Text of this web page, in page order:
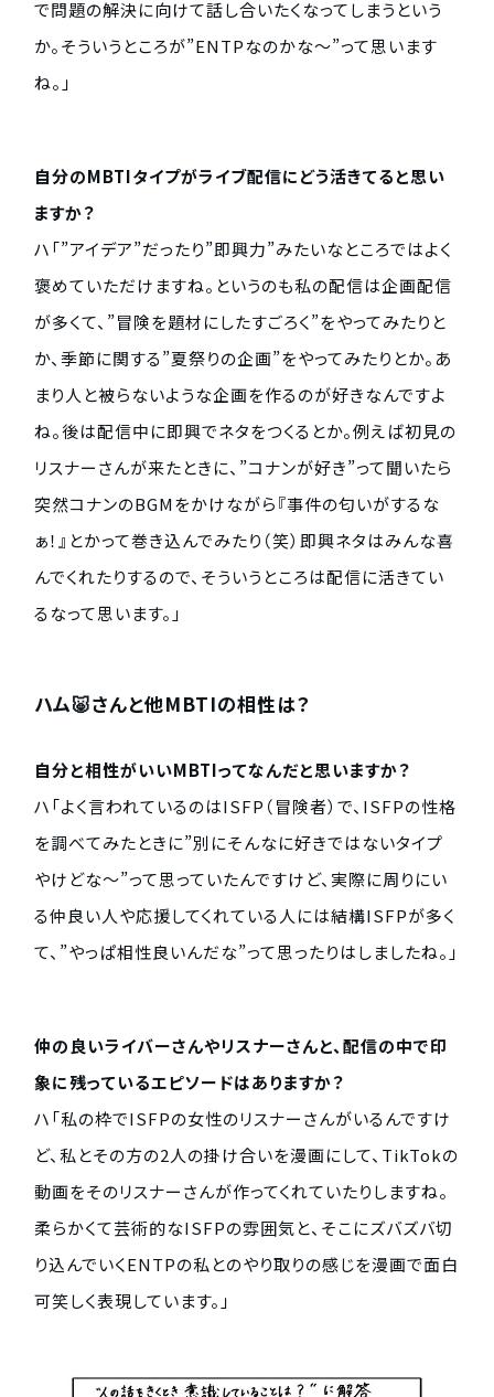
で問題の解決に向けて話し合いたくなってしまうという
か。そういうところが”ENTPなのかな〜”って思います
ね。」
自分のMBTIタイプがライブ配信にどう活きてると思い
ますか？
ハ「”アイデア”だったり”即興力”みたいなところではよく
褒めていただけますね。というのも私の配信は企画配信
が多くて、”冒険を題材にしたすごろく”をやってみたりと
か、季節に関する”夏祭りの企画”をやってみたりとか。あ
まり人と被らないような企画を作るのが好きなんですよ
ね。後は配信中に即興でネタをつくるとか。例えば初見の
リスナーさんが来たときに、”コナンが好き”って聞いたら
突然コナンのBGMをかけながら『事件の匂いがするな
ぁ！』とかって巻き込んでみたり（笑）即興ネタはみんな喜
んでくれたりするので、そういうところは配信に活きてい
るなって思います。」
ハム🐷さんと他MBTIの相性は？
自分と相性がいいMBTIってなんだと思いますか？
ハ「よく言われているのはISFP（冒険者）で、ISFPの性格
を調べてみたときに”別にそんなに好きではないタイプ
やけどな〜”って思っていたんですけど、実際に周りにい
る仲良い人や応援してくれている人には結構ISFPが多く
て、”やっぱ相性良いんだな”って思ったりはしましたね。」
仲の良いライバーさんやリスナーさんと、配信の中で印
象に残っているエピソードはありますか？
ハ「私の枠でISFPの女性のリスナーさんがいるんですけ
ど、私とその方の2人の掛け合いを漫画にして、TikTokの
動画をそのリスナーさんが作ってくれていたりしますね。
柔らかくて芸術的なISFPの雰囲気と、そこにズバズバ切
り込んでいくENTPの私とのやり取りの感じを漫画で面白
可笑しく表現しています。」